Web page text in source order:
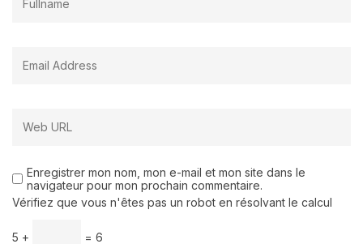
Enregistrer mon nom, mon e-mail et mon site dans le
navigateur pour mon prochain commentaire.
Vérifiez que vous n'êtes pas un robot en résolvant le calcul
5 + = 6